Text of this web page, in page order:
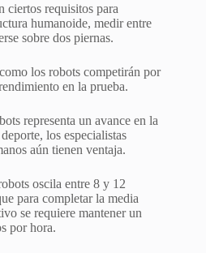
ciertos requisitos para
humanoide, medir entre
sobre dos piernas.
los robots competirán por
en la prueba.
representa un avance en la
los especialistas
aún tienen ventaja.
oscila entre 8 y 12
para completar la media
se requiere mantener un
por hora.